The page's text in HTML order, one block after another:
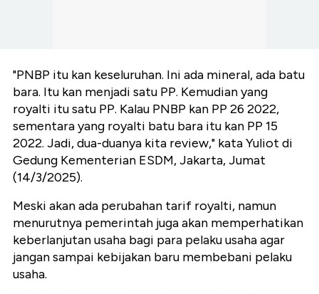
"PNBP itu kan keseluruhan. Ini ada mineral, ada batu
bara. Itu kan menjadi satu PP. Kemudian yang
royalti itu satu PP. Kalau PNBP kan PP 26 2022,
sementara yang royalti batu bara itu kan PP 15
2022. Jadi, dua-duanya kita review," kata Yuliot di
Gedung Kementerian ESDM, Jakarta, Jumat
(14/3/2025).
Meski akan ada perubahan tarif royalti, namun
menurutnya pemerintah juga akan memperhatikan
keberlanjutan usaha bagi para pelaku usaha agar
jangan sampai kebijakan baru membebani pelaku
usaha.